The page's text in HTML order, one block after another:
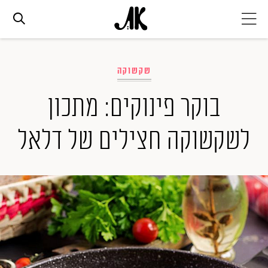
אופנה
ביוטי
סלבס
ערוצים נוספים
המגזין
שקשוקה
בוקר פינוקים: מתכון
לשקשוקה חצילים של דלאל